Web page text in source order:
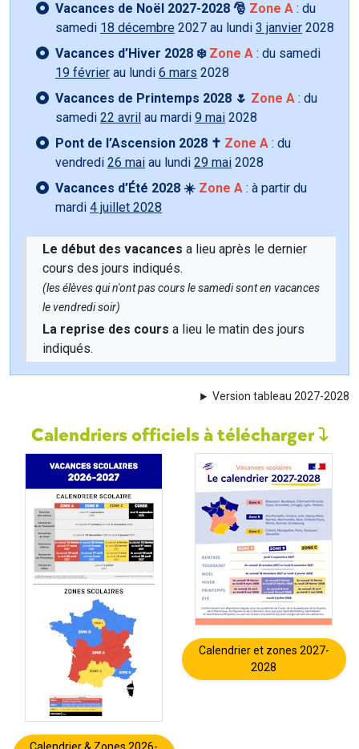
Vacances de Noël 2027-2028 🎅 Zone A : du
samedi 18 décembre 2027 au lundi 3 janvier 2028
Vacances d’Hiver 2028 ❄️ Zone A : du samedi
19 février au lundi 6 mars 2028
Vacances de Printemps 2028 🌷 Zone A : du
samedi 22 avril au mardi 9 mai 2028
Pont de l’Ascension 2028 ✝️ Zone A : du
vendredi 26 mai au lundi 29 mai 2028
Vacances d’Été 2028 ☀️ Zone A : à partir du
mardi 4 juillet 2028
Le début des vacances a lieu après le dernier
cours des jours indiqués.
(les élèves qui n'ont pas cours le samedi sont en vacances
le vendredi soir)
La reprise des cours a lieu le matin des jours
indiqués.
Version tableau 2027-2028
Calendriers officiels à télécharger
Calendrier et zones 2027-
2028